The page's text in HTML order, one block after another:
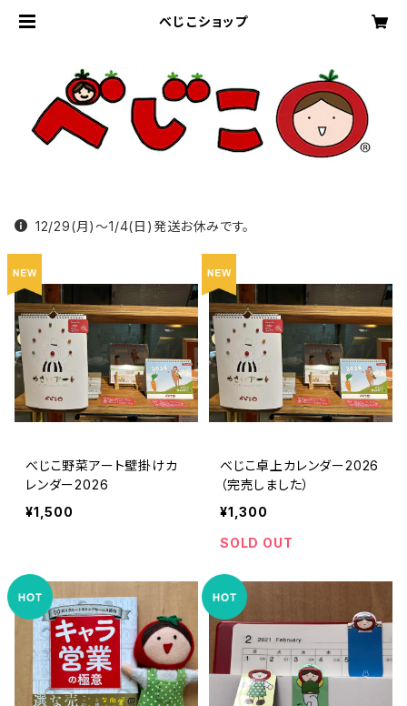
べじこショップ
12/29(月)〜1/4(日)発送お休みです。
べじこ野菜アート壁掛けカ
レンダー2026
¥1,500
べじこ卓上カレンダー2026
（完売しました）
¥1,300
SOLD OUT